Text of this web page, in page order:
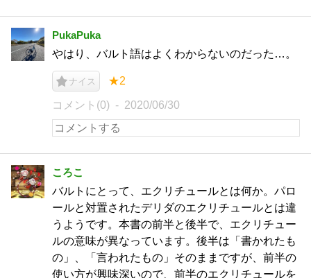
PukaPuka
やはり、バルト語はよくわからないのだった…。
ナイス ★2
コメント(0) 2020/06/30
ころこ
バルトにとって、エクリチュールとは何か。パロ
ールと対置されたデリダのエクリチュールとは違
うようです。本書の前半と後半で、エクリチュー
ルの意味が異なっています。後半は「書かれたも
の」、「言われたもの」そのままですが、前半の
使い方が興味深いので、前半のエクリチュールを